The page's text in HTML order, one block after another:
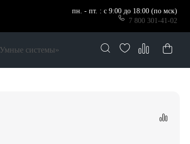
пн. - пт. : с 9:00 до 18:00 (по мск)
7 800 301-41-02
системы»